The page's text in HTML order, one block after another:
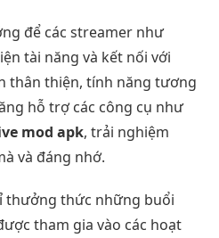
để các streamer như
tài năng và kết nối với
thân thiện, tính năng tương
hỗ trợ các công cụ như
mod apk, trải nghiệm
và đáng nhớ.
thưởng thức những buổi
tham gia vào các hoạt